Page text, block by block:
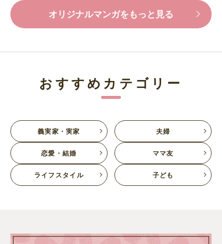
オリジナルマンガをもっと見る
おすすめカテゴリー
義実家・実家 夫婦
恋愛・結婚 ママ友
ライフスタイル 子ども